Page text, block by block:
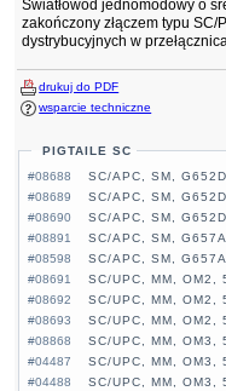
Światłowód jednomodowy o
zakończony złączem typu SC/
dystrybucyjnych w
drukuj do PDF
wsparcie techniczne
PIGTAILE SC
#08688
SC/APC, SM,
#08689
SC/APC, SM,
#08690
SC/APC, SM,
#08891
SC/APC, SM,
#08598
SC/APC, SM,
#08691
SC/UPC, MM, OM2,
#08692
SC/UPC, MM, OM2,
#08693
SC/UPC, MM, OM2,
#08868
SC/UPC, MM, OM3,
#04487
SC/UPC, MM, OM3,
#04488
SC/UPC, MM, OM3,